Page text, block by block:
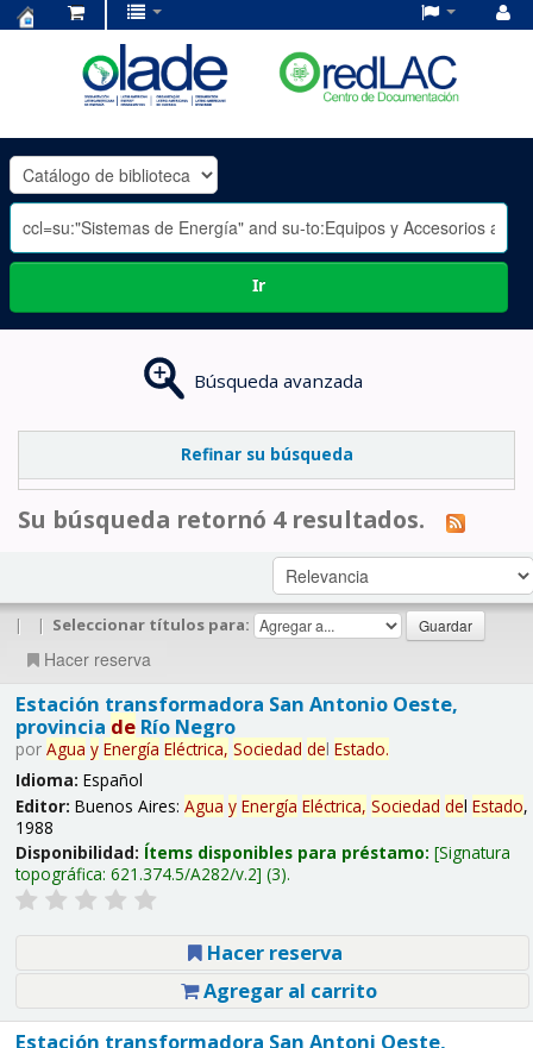
OLADE
-
Ir
Búsqueda avanzada
Refinar su búsqueda
Su búsqueda retornó 4 resultados.
| | Seleccionar títulos para:
Hacer reserva
Estación transformadora San Antonio Oeste,
provincia deRío Negro
por Agua y Energía Eléctrica, Sociedad del Estado.
Idioma: Español
Editor: Buenos Aires: Agua y Energía Eléctrica, Sociedad del Estado,
1988
Disponibilidad: Ítems disponibles para préstamo: Signatura
topográfica: 621.374.5/A282/v.2 (3).
Hacer reserva
Agregar al carrito
Estación transformadora San Antoni Oeste,